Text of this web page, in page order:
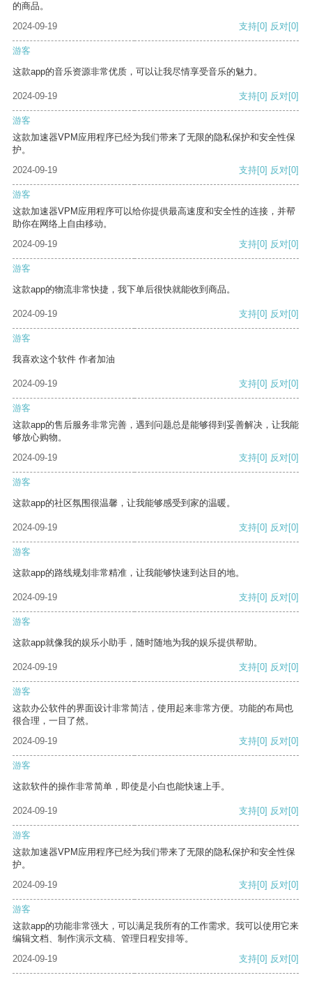
的商品。
2024-09-19
支持[0] 反对[0]
游客
这款app的音乐资源非常优质，可以让我尽情享受音乐的魅力。
2024-09-19 支持[0] 反对[0]
游客
这款加速器VPM应用程序已经为我们带来了无限的隐私保护和安全性保
护。
2024-09-19
支持[0] 反对[0]
游客
这款加速器VPM应用程序可以给你提供最高速度和安全性的连接，并帮
助你在网络上自由移动。
2024-09-19
支持[0] 反对[0]
游客
这款app的物流非常快捷，我下单后很快就能收到商品。
2024-09-19 支持[0] 反对[0]
游客
我喜欢这个软件 作者加油
2024-09-19 支持[0] 反对[0]
游客
这款app的售后服务非常完善，遇到问题总是能够得到妥善解决，让我能
够放心购物。
2024-09-19
支持[0] 反对[0]
游客
这款app的社区氛围很温馨，让我能够感受到家的温暖。
2024-09-19 支持[0] 反对[0]
游客
这款app的路线规划非常精准，让我能够快速到达目的地。
2024-09-19 支持[0] 反对[0]
游客
这款app就像我的娱乐小助手，随时随地为我的娱乐提供帮助。
2024-09-19 支持[0] 反对[0]
游客
这款办公软件的界面设计非常简洁，使用起来非常方便。功能的布局也
很合理，一目了然。
2024-09-19
支持[0] 反对[0]
游客
这款软件的操作非常简单，即使是小白也能快速上手。
2024-09-19 支持[0] 反对[0]
游客
这款加速器VPM应用程序已经为我们带来了无限的隐私保护和安全性保
护。
2024-09-19
支持[0] 反对[0]
游客
这款app的功能非常强大，可以满足我所有的工作需求。我可以使用它来
编辑文档、制作演示文稿、管理日程安排等。
2024-09-19
支持[0] 反对[0]